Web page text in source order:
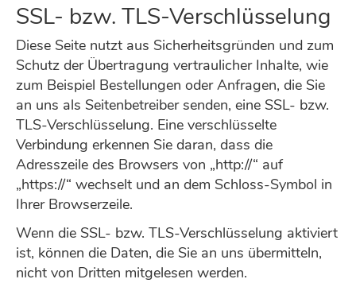
SSL- bzw. TLS-Verschlüsselung
Diese Seite nutzt aus Sicherheitsgründen und zum
Schutz der Übertragung vertraulicher Inhalte, wie
zum Beispiel Bestellungen oder Anfragen, die Sie
an uns als Seitenbetreiber senden, eine SSL- bzw.
TLS-Verschlüsselung. Eine verschlüsselte
Verbindung erkennen Sie daran, dass die
Adresszeile des Browsers von „http://“ auf
„https://“ wechselt und an dem Schloss-Symbol in
Ihrer Browserzeile.
Wenn die SSL- bzw. TLS-Verschlüsselung aktiviert
ist, können die Daten, die Sie an uns übermitteln,
nicht von Dritten mitgelesen werden.